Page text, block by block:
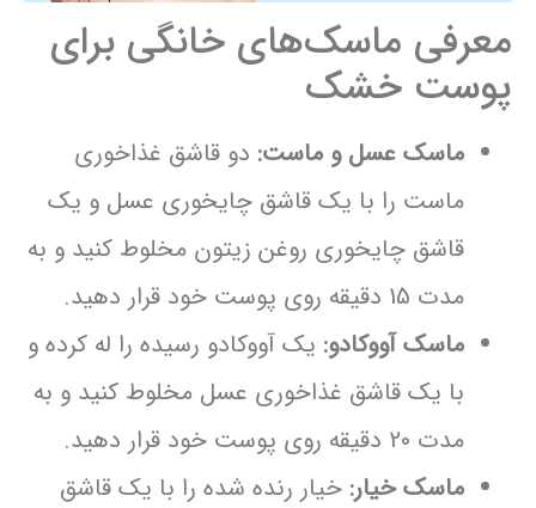
معرفی ماسک‌های خانگی برای
پوست خشک
ماسک عسل و ماست: دو قاشق غذاخوری
ماست را با یک قاشق چایخوری عسل و یک
قاشق چایخوری روغن زیتون مخلوط کنید و به
مدت 15 دقیقه روی پوست خود قرار دهید.
ماسک آووکادو: یک آووکادو رسیده را له کرده و
با یک قاشق غذاخوری عسل مخلوط کنید و به
مدت 20 دقیقه روی پوست خود قرار دهید.
ماسک خیار: خیار رنده شده را با یک قاشق